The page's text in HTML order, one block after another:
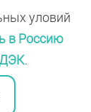
уловий
в Россию
.